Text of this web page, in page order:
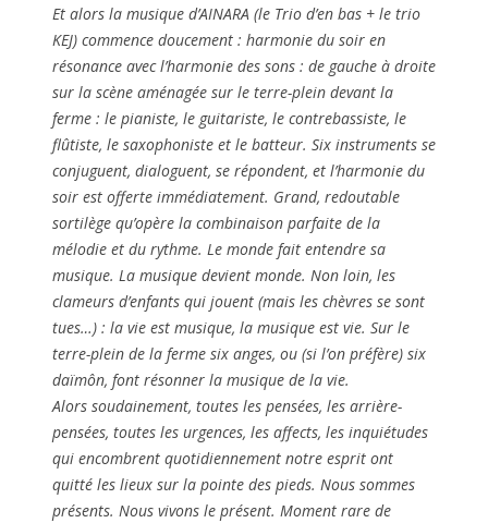
Et alors la musique d’AINARA (le Trio d’en bas + le trio
KEJ) commence doucement : harmonie du soir en
résonance avec l’harmonie des sons : de gauche à droite
sur la scène aménagée sur le terre-plein devant la
ferme : le pianiste, le guitariste, le contrebassiste, le
flûtiste, le saxophoniste et le batteur. Six instruments se
conjuguent, dialoguent, se répondent, et l’harmonie du
soir est offerte immédiatement. Grand, redoutable
sortilège qu’opère la combinaison parfaite de la
mélodie et du rythme. Le monde fait entendre sa
musique. La musique devient monde. Non loin, les
clameurs d’enfants qui jouent (mais les chèvres se sont
tues…) : la vie est musique, la musique est vie. Sur le
terre-plein de la ferme six anges, ou (si l’on préfère) six
daïmôn, font résonner la musique de la vie.
Alors soudainement, toutes les pensées, les arrière-
pensées, toutes les urgences, les affects, les inquiétudes
qui encombrent quotidiennement notre esprit ont
quitté les lieux sur la pointe des pieds. Nous sommes
présents. Nous vivons le présent. Moment rare de